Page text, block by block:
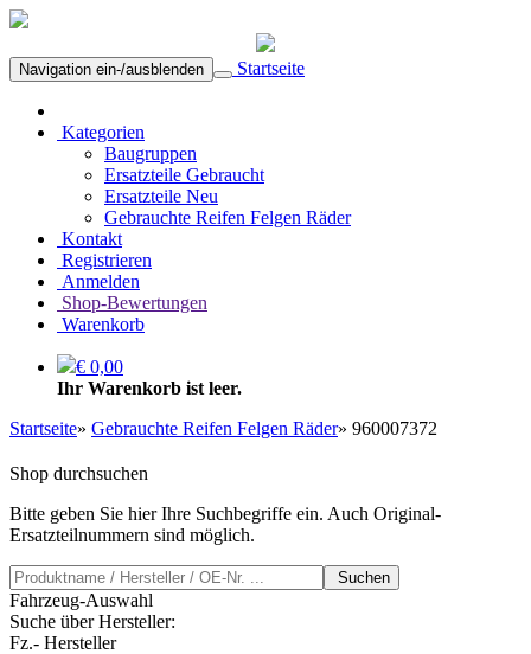
Navigation ein-/ausblenden Startseite
Kategorien
Baugruppen
Ersatzteile Gebraucht
Ersatzteile Neu
Gebrauchte Reifen Felgen Räder
Kontakt
Registrieren
Anmelden
Shop-Bewertungen
Warenkorb
€ 0,00
Ihr Warenkorb ist leer.
Startseite» Gebrauchte Reifen Felgen Räder» 960007372
Shop durchsuchen
Bitte geben Sie hier Ihre Suchbegriffe ein. Auch Original-
Ersatzteilnummern sind möglich.
Suchen
Fahrzeug-Auswahl
Suche über Hersteller:
Fz.- Hersteller